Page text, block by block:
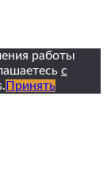
работы
с
Принять